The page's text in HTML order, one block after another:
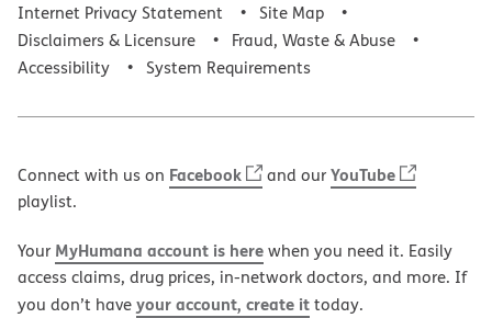
Internet Privacy Statement
Site Map
Disclaimers & Licensure
Fraud, Waste & Abuse
Accessibility
System Requirements
Connect with us on Facebook and ourYouTube
playlist.
Your MyHumana account is herewhen you need it. Easily
access claims, drug prices, in-network doctors, and more. If
you don’t haveyour account, create ittoday.